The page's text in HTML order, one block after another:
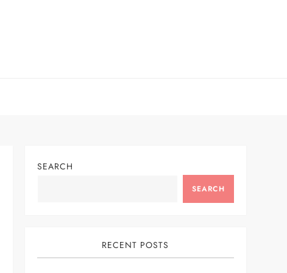
SEARCH
SEARCH
RECENT POSTS